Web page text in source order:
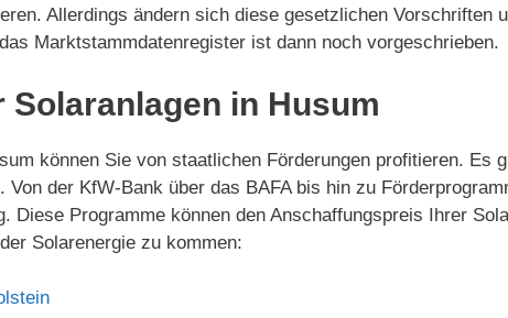
Allerdings ändern sich diese gesetzlichen Vorschriften
Marktstammdatenregister ist dann noch vorgeschrieben.
in Husum
können Sie von staatlichen Förderungen profitieren.
Von der KfW-Bank über das BAFA bis hin zu
Diese Programme können den Anschaffungspreis Ihrer
Solarenergie zu kommen: